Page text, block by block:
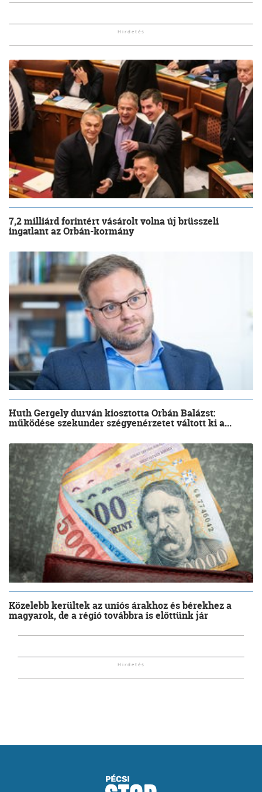
7,2 milliárd forintért vásárolt volna új brüsszeli
ingatlant az Orbán-kormány
Huth Gergely durván kiosztotta Orbán Balázst:
működése szekunder szégyenérzetet váltott ki a...
Közelebb kerültek az uniós árakhoz és bérekhez a
magyarok, de a régió továbbra is előttünk jár